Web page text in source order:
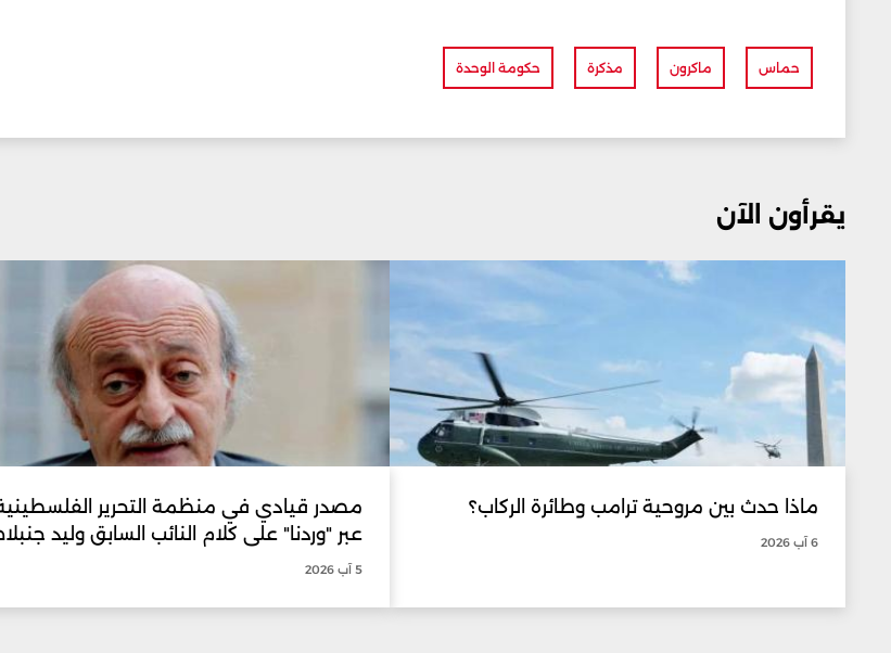
حماس ماكرون مذكرة حكومة الوحدة
يقرأون الآن
ماذا حدث بين مروحية ترامب وطائرة الركاب؟
6 آب 2026
مصدر قيادي في منظمة التحرير
عبر "وردنا" على كلام النائب السابق وليد
5 آب 2026